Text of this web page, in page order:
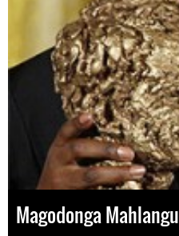
Magodonga Mahlangu